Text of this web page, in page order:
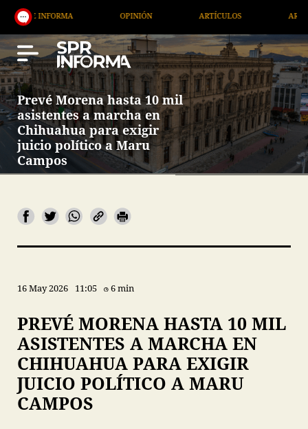
OPINIÓN ARTÍCULOS ARTE /
Prevé Morena hasta 10 mil
asistentes a marcha en
Chihuahua para exigir
juicio político a Maru
Campos
16 May 2026 11:05 6 min
PREVÉ MORENA HASTA 10 MIL
ASISTENTES A MARCHA EN
CHIHUAHUA PARA EXIGIR
JUICIO POLÍTICO A MARU
CAMPOS